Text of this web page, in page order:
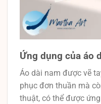
Ứng dụng của áo
Áo dài nam được vẽ
phục đơn thuần mà
thuật, có thể được